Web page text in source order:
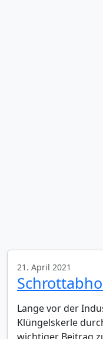
21. April 2021
Lange vor der
Klüngelskerle